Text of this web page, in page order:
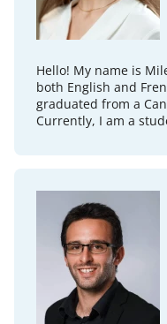
Hello! My name is
both English and
graduated from a
Currently, I am a